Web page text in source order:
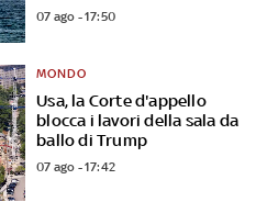
07 ago - 17:50
Usa, la Corte d'appello
blocca i lavori della sala da
ballo di Trump
MONDO
07 ago - 17:42